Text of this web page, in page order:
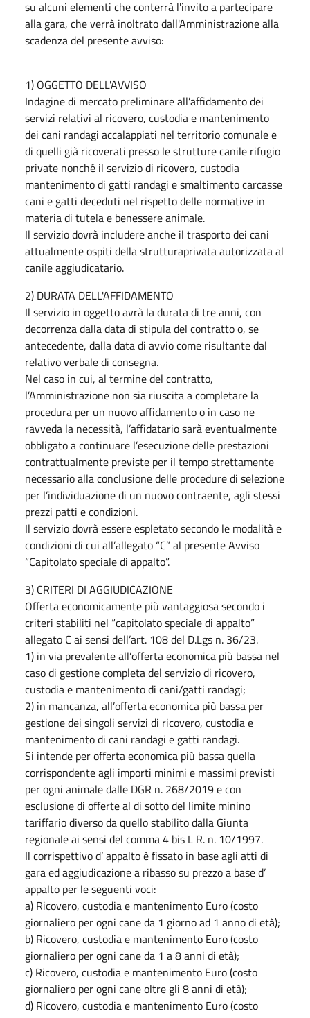
su alcuni elementi che conterrà l'invito a partecipare
alla gara, che verrà inoltrato dall'Amministrazione alla
scadenza del presente avviso:
1) OGGETTO DELL'AVVISO
Indagine di mercato preliminare all’affidamento dei
servizi relativi al ricovero, custodia e mantenimento
dei cani randagi accalappiati nel territorio comunale e
di quelli già ricoverati presso le strutture canile rifugio
private nonché il servizio di ricovero, custodia
mantenimento di gatti randagi e smaltimento carcasse
cani e gatti deceduti nel rispetto delle normative in
materia di tutela e benessere animale.
Il servizio dovrà includere anche il trasporto dei cani
attualmente ospiti della strutturaprivata autorizzata al
canile aggiudicatario.
2) DURATA DELL'AFFIDAMENTO
Il servizio in oggetto avrà la durata di tre anni, con
decorrenza dalla data di stipula del contratto o, se
antecedente, dalla data di avvio come risultante dal
relativo verbale di consegna.
Nel caso in cui, al termine del contratto,
l’Amministrazione non sia riuscita a completare la
procedura per un nuovo affidamento o in caso ne
ravveda la necessità, l’affidatario sarà eventualmente
obbligato a continuare l’esecuzione delle prestazioni
contrattualmente previste per il tempo strettamente
necessario alla conclusione delle procedure di selezione
per l’individuazione di un nuovo contraente, agli stessi
prezzi patti e condizioni.
Il servizio dovrà essere espletato secondo le modalità e
condizioni di cui all’allegato “C” al presente Avviso
“Capitolato speciale di appalto”.
3) CRITERI DI AGGIUDICAZIONE
Offerta economicamente più vantaggiosa secondo i
criteri stabiliti nel “capitolato speciale di appalto”
allegato C ai sensi dell’art. 108 del D.Lgs n. 36/23.
1) in via prevalente all’offerta economica più bassa nel
caso di gestione completa del servizio di ricovero,
custodia e mantenimento di cani/gatti randagi;
2) in mancanza, all’offerta economica più bassa per
gestione dei singoli servizi di ricovero, custodia e
mantenimento di cani randagi e gatti randagi.
Si intende per offerta economica più bassa quella
corrispondente agli importi minimi e massimi previsti
per ogni animale dalle DGR n. 268/2019 e con
esclusione di offerte al di sotto del limite minino
tariffario diverso da quello stabilito dalla Giunta
regionale ai sensi del comma 4 bis L R. n. 10/1997.
Il corrispettivo d’ appalto è fissato in base agli atti di
gara ed aggiudicazione a ribasso su prezzo a base d’
appalto per le seguenti voci:
a) Ricovero, custodia e mantenimento Euro (costo
giornaliero per ogni cane da 1 giorno ad 1 anno di età);
b) Ricovero, custodia e mantenimento Euro (costo
giornaliero per ogni cane da 1 a 8 anni di età);
c) Ricovero, custodia e mantenimento Euro (costo
giornaliero per ogni cane oltre gli 8 anni di età);
d) Ricovero, custodia e mantenimento Euro (costo